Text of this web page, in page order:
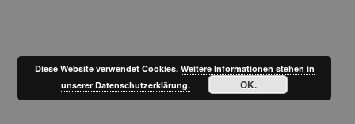
Diese Website verwendet Cookies. Weitere Informationen stehen in
unserer Datenschutzerklärung.
OK.